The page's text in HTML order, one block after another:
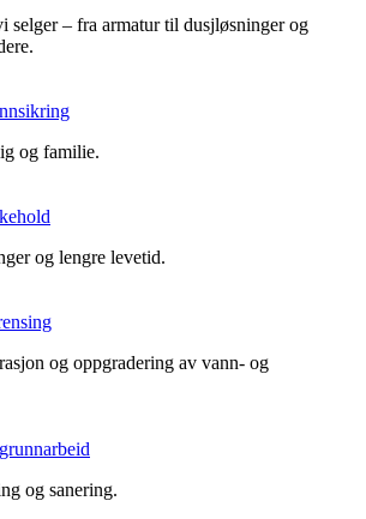
selger – fra armatur til dusjløsninger og
og familie.
og lengre levetid.
og oppgradering av vann- og
og sanering.